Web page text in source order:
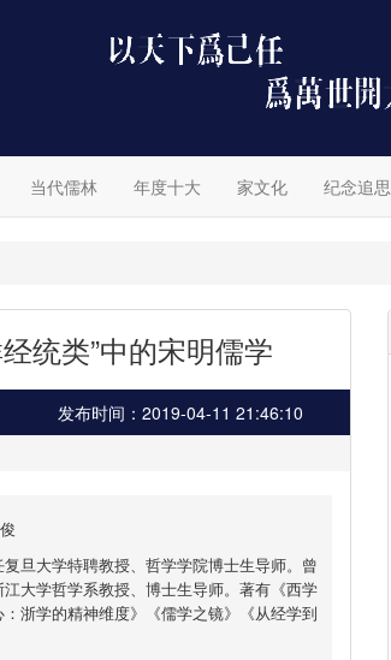
当代儒林 年度十大 家文化 纪念追思
统类”中的宋明儒学
发布时间：2019-04-11 21:46:10
旦大学特聘教授、哲学学院博士生导师。曾
大学哲学系教授、博士生导师。著有《西学
浙学的精神维度》《儒学之镜》《从经学到